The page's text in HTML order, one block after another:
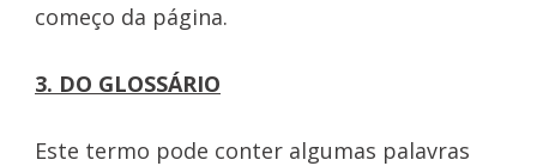
começo da página.
3. DO GLOSSÁRIO
Este termo pode conter algumas palavras